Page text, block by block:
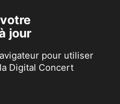
jour
pour utiliser
Digital Concert